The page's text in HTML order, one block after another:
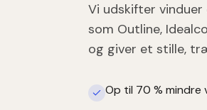
Vi udskifter
som Outline,
og giver et stille,
Op til 70 % mindre